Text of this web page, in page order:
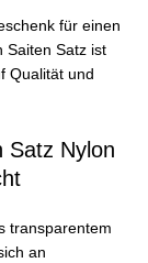
für einen
Saiten Satz ist
Qualität und
Satz Nylon
transparentem
an